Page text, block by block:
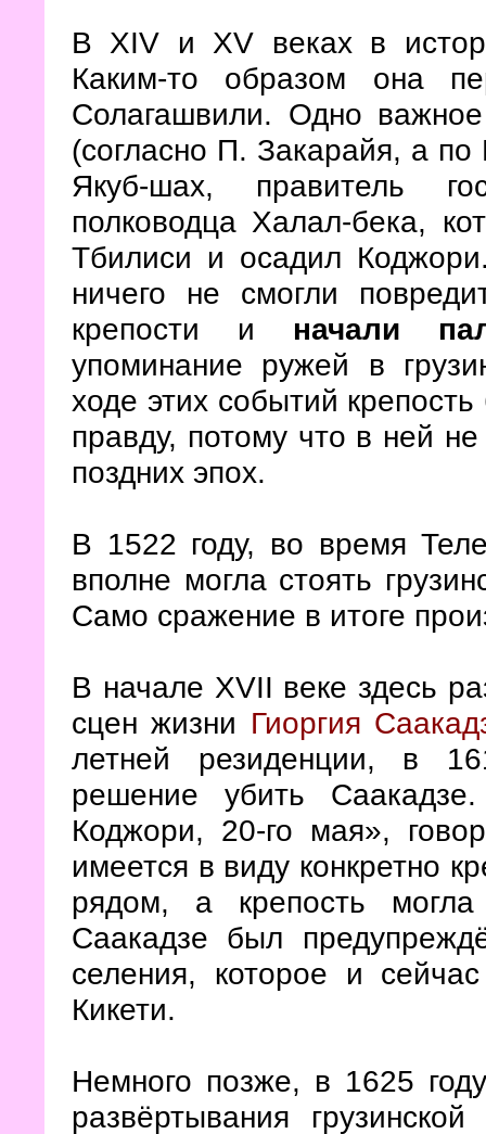
В XIV и XV веках в
Каким-то образом она
Солагашвили. Одно
(согласно П. Закарайя, а
Якуб-шах, правитель
полководца Халал-бека,
Тбилиси и осадил
ничего не смогли
крепости и начали
упоминание ружей в
ходе этих событий
правду, потому что в ней
поздних эпох.
В 1522 году, во время
вполне могла стоять
Само сражение в итоге
В начале XVII веке здесь
сцен жизни Гиоргия
летней резиденции, в
решение убить
Коджори, 20-го мая»,
имеется в виду конкретно
рядом, а крепость
Саакадзе был
селения, которое и
Кикети.
Немного позже, в 1625
развёртывания